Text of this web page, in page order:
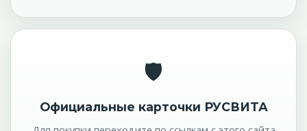
🛡
Официальные карточки РУСВИТА